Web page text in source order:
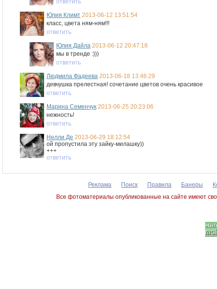
ответить
Юлия Климт 2013-06-12 13:51:54
класс, цвета ням-ням!!!
ответить
Юлия Дайла 2013-06-12 20:47:18
мы в тренде :)))
ответить
Людмила Фадеева 2013-06-18 13:46:29
девчушка прелестная! сочетание цветов очень красивое
ответить
Марина Семенчук 2013-06-25 20:23:06
нежность!
ответить
Нелли Де 2013-06-29 18:12:54
ой пропустила эту зайку-милашку))
+++
ответить
Реклама Поиск Правила Банеры
Все фотоматериалы опубликованные на сайте имеют